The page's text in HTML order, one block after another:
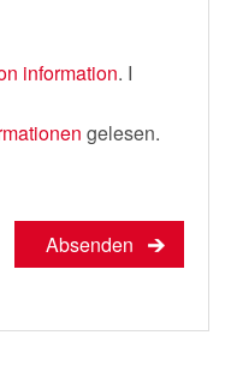
information. I
gelesen.